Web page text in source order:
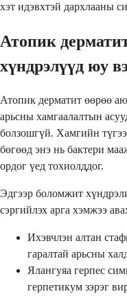
хэт идэвхтэй дархлааны
Атопик
хүндрэлүүд юу
Атопик дерматит өөрөө
арьсны хамгаалалтын
болзошгүй. Хамгийн
бөгөөд энэ нь бактери
ордог үед тохиолддог.
Эдгээр боломжит
сэргийлэх арга хэмжээ
Ихэвчлэн алтан
гаралтай арьсны
Ялангуяа герпес
герпетикум зэрэг